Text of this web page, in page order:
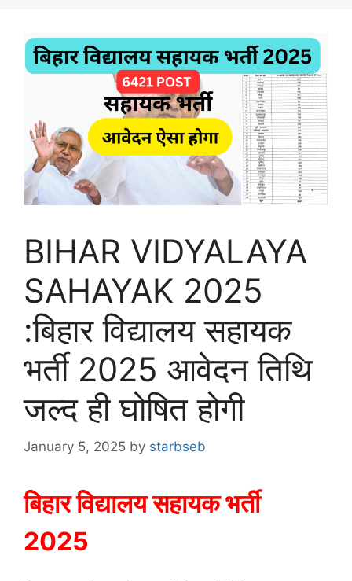
BIHAR VIDYALAYA
SAHAYAK 2025
:बिहार विद्यालय सहायक
भर्ती 2025 आवेदन तिथि
जल्द ही घोषित होगी
January 5, 2025 by starbseb
बिहार विद्यालय सहायक भर्ती
2025